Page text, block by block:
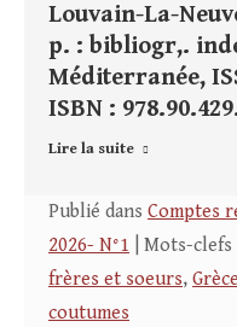
Louvain-La-
p. : bibliogr,.
Méditerranée,
ISBN :
Lire la suite
Publié dans Comptes
2026- N°1 | Mots-clefs
frères et soeurs, Grèce
coutumes